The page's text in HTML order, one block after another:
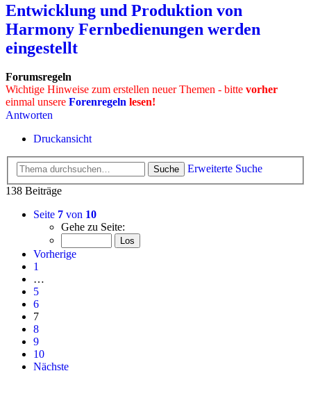
Entwicklung und Produktion von
Harmony Fernbedienungen werden
eingestellt
Forumsregeln
Wichtige Hinweise zum erstellen neuer Themen - bitte vorher
einmal unsere Forenregeln lesen!
Antworten
Druckansicht
Suche
Erweiterte Suche
138 Beiträge
Seite 7 von 10
Gehe zu Seite:
Vorherige
1
…
5
6
7
8
9
10
Nächste